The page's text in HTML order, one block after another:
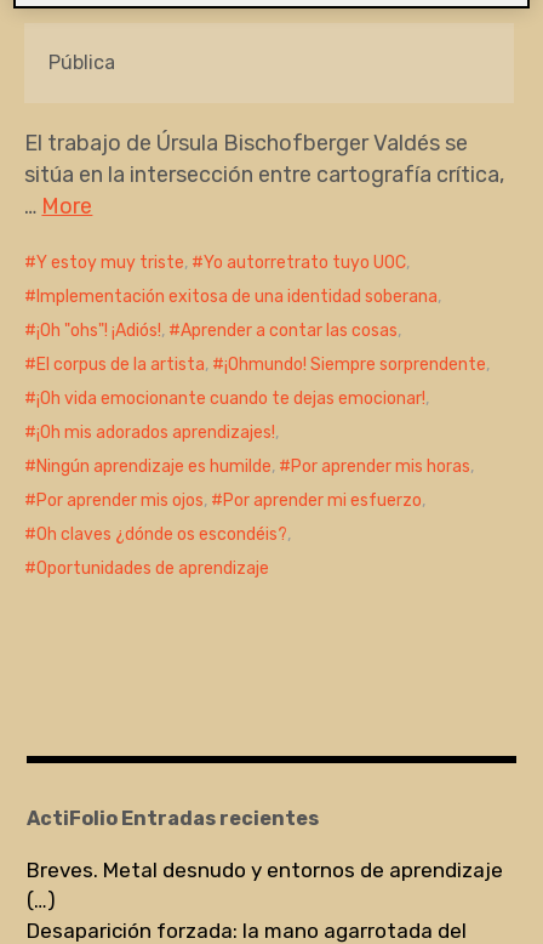
Pública
El trabajo de Úrsula Bischofberger Valdés se
sitúa en la intersección entre cartografía crítica,
… More
Y estoy muy triste, Yo autorretrato tuyo UOC,
Implementación exitosa de una identidad soberana,
¡Oh "ohs"! ¡Adiós!, Aprender a contar las cosas,
El corpus de la artista, ¡Ohmundo! Siempre sorprendente,
¡Oh vida emocionante cuando te dejas emocionar!,
¡Oh mis adorados aprendizajes!,
Ningún aprendizaje es humilde, Por aprender mis horas,
Por aprender mis ojos, Por aprender mi esfuerzo,
Oh claves ¿dónde os escondéis?,
Oportunidades de aprendizaje
ActiFolio Entradas recientes
Breves. Metal desnudo y entornos de aprendizaje
(…)
Desaparición forzada: la mano agarrotada del